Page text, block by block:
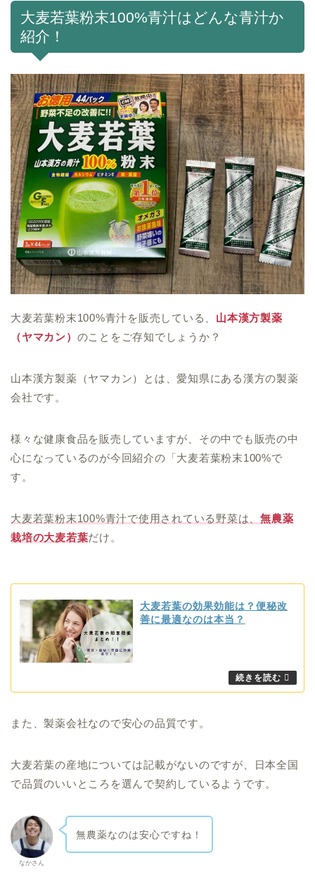
大麦若葉粉末100%青汁はどんな青汁か
紹介！
大麦若葉粉末100%青汁を販売している、 山本漢方製薬
（ヤマカン） のことをご存知でしょうか？
山本漢方製薬（ヤマカン）とは、愛知県にある漢方の製薬
会社です。
様々な健康食品を販売していますが、その中でも販売の中
心になっているのが今回紹介の「大麦若葉粉末100%で
す。
大麦若葉粉末100%青汁で使用されている野菜は、無農薬
栽培の大麦若葉だけ。
大麦若葉の効果効能は？便秘改
善に最適なのは本当？
また、製薬会社なので安心の品質です。
大麦若葉の産地については記載がないのですが、日本全国
で品質のいいところを選んで契約しているようです。
なかさん
無農薬なのは安心ですね！